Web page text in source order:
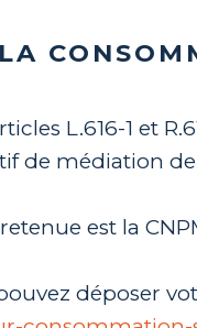
L.616-1 et
de médiation
est la
déposer